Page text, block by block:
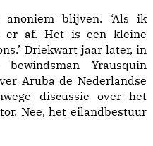
blijven. ‘Als ik
er af. Het is een kleine
Driekwart jaar later, in
Yrausquin
Aruba de Nederlandse
discussie over het
Nee, het eilandbestuur